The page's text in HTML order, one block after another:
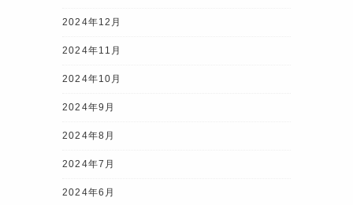
2024年12月
2024年11月
2024年10月
2024年9月
2024年8月
2024年7月
2024年6月